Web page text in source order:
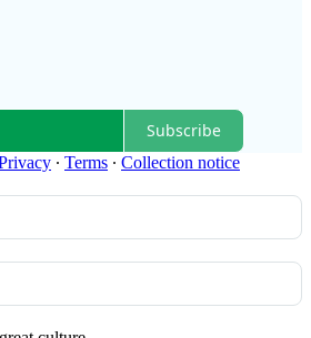
Subscribe
∙ Terms ∙ Collection notice